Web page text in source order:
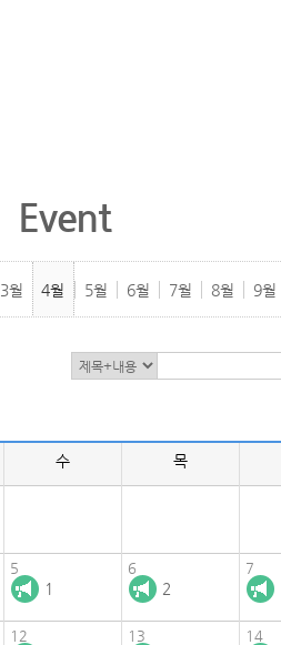
Event
3월 4월 5월 6월 7월 8월 9월
수 목
5
1
6
2
7
12 13 14